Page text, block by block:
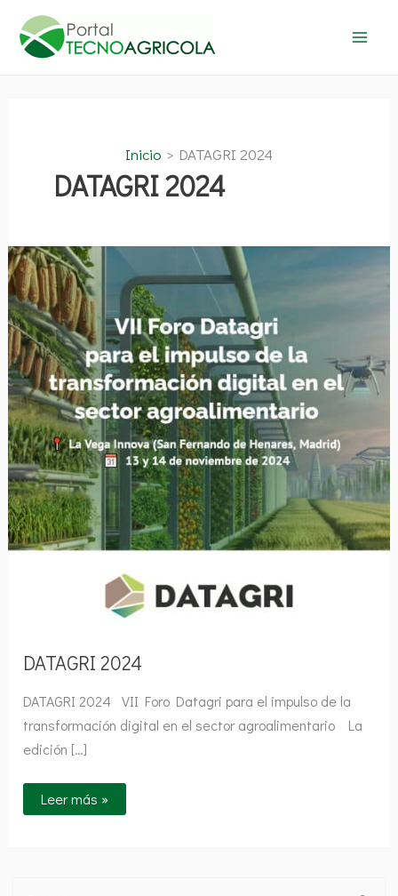
contenido
Inicio DATAGRI 2024
DATAGRI 2024
DATAGRI 2024
DATAGRI 2024 VII Foro Datagri para el impulso de la
transformación digital en el sector agroalimentario La
edición […]
DATAGRI
2024
Leer más »